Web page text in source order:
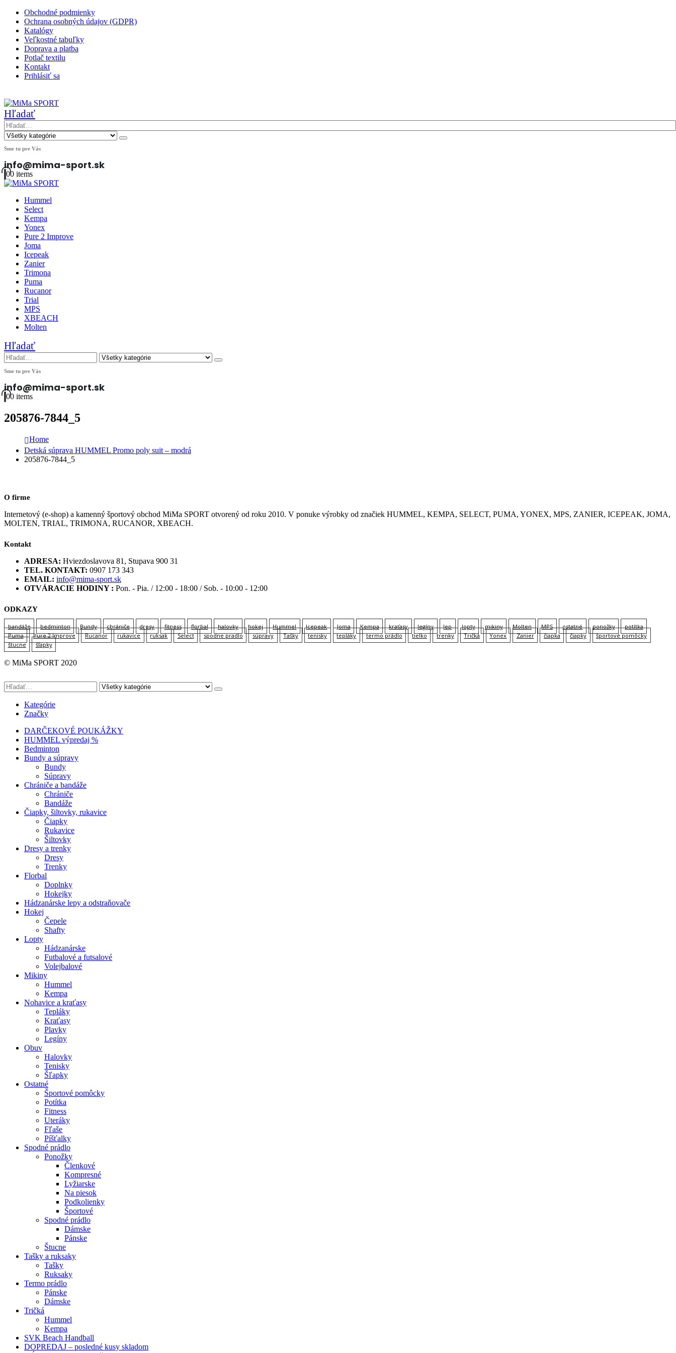
Obchodné podmienky
Ochrana osobných údajov (GDPR)
Katalógy
Veľkostné tabuľky
Doprava a platba
Potlač textilu
Kontakt
Prihlásiť sa
Hľadať
Sme tu pre Vás
info@mima-sport.sk
00 items
Hummel
Select
Kempa
Yonex
Pure 2 Improve
Joma
Icepeak
Zanier
Trimona
Puma
Rucanor
Trial
MPS
XBEACH
Molten
Hľadať
Sme tu pre Vás
info@mima-sport.sk
00 items
205876-7844_5
Home
Detská súprava HUMMEL Promo poly suit – modrá
205876-7844_5
O firme
Internetový (e-shop) a kamenný športový obchod MiMa SPORT otvorený od roku 2010. V ponuke výrobky od značiek HUMMEL, KEMPA, SELECT, PUMA, YONEX, MPS, ZANIER, ICEPEAK, JOMA,
MOLTEN, TRIAL, TRIMONA, RUCANOR, XBEACH.
Kontakt
ADRESA: Hviezdoslavova 81, Stupava 900 31
TEL. KONTAKT: 0907 173 343
EMAIL: info@mima-sport.sk
OTVÁRACIE HODINY : Pon. - Pia. / 12:00 - 18:00 / Sob. - 10:00 - 12:00
ODKAZY
bandáže bedminton Bundy chrániče dresy fitness florbal halovky hokej Hummel Icepeak Joma Kempa kraťasy legíny lep lopty mikiny Molten MPS ostatné ponožky
potítka
Puma
Pure 2 Improve Rucanor rukavice ruksak Select spodne pradlo súpravy Tašky tenisky tepláky termo prádlo tielko trenky Tričká Yonex Zanier čiapka čiapky
športové pomôcky
štucne
šľapky
© MiMa SPORT 2020
Kategórie
Značky
DARČEKOVÉ POUKÁŽKY
HUMMEL výpredaj %
Bedminton
Bundy a súpravy
Bundy
Súpravy
Chrániče a bandáže
Chrániče
Bandáže
Čiapky, šiltovky, rukavice
Čiapky
Rukavice
Šiltovky
Dresy a trenky
Dresy
Trenky
Florbal
Doplnky
Hokejky
Hádzanárske lepy a odstraňovače
Hokej
Čepele
Shafty
Lopty
Hádzanárske
Futbalové a futsalové
Volejbalové
Mikiny
Hummel
Kempa
Nohavice a kraťasy
Tepláky
Kraťasy
Plavky
Legíny
Obuv
Halovky
Tenisky
Šľapky
Ostatné
Športové pomôcky
Potítka
Fitness
Uteráky
Fľaše
Píšťalky
Spodné prádlo
Ponožky
Členkové
Kompresné
Lyžiarske
Na piesok
Podkolienky
Športové
Spodné prádlo
Dámske
Pánske
Štucne
Tašky a ruksaky
Tašky
Ruksaky
Termo prádlo
Pánske
Dámske
Tričká
Hummel
Kempa
SVK Beach Handball
DOPREDAJ – posledné kusy skladom